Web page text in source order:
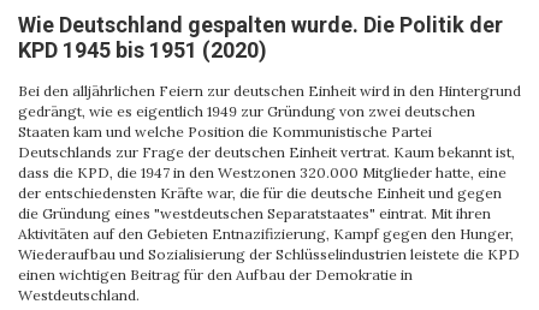
Wie Deutschland gespalten wurde. Die Politik der
KPD 1945 bis 1951 (2020)
Bei den alljährlichen Feiern zur deutschen Einheit wird in den Hintergrund
gedrängt, wie es eigentlich 1949 zur Gründung von zwei deutschen
Staaten kam und welche Position die Kommunistische Partei
Deutschlands zur Frage der deutschen Einheit vertrat. Kaum bekannt ist,
dass die KPD, die 1947 in den Westzonen 320.000 Mitglieder hatte, eine
der entschiedensten Kräfte war, die für die deutsche Einheit und gegen
die Gründung eines "westdeutschen Separatstaates" eintrat. Mit ihren
Aktivitäten auf den Gebieten Entnazifizierung, Kampf gegen den Hunger,
Wiederaufbau und Sozialisierung der Schlüsselindustrien leistete die KPD
einen wichtigen Beitrag für den Aufbau der Demokratie in
Westdeutschland.